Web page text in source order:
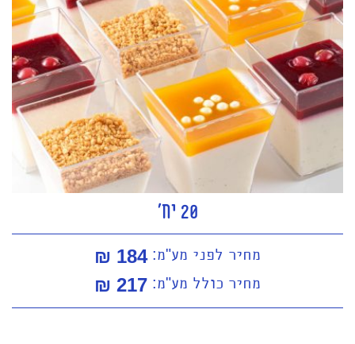
20 יח'
מחיר לפני מע"מ: 184 ₪
מחיר כולל מע"מ: 217
₪